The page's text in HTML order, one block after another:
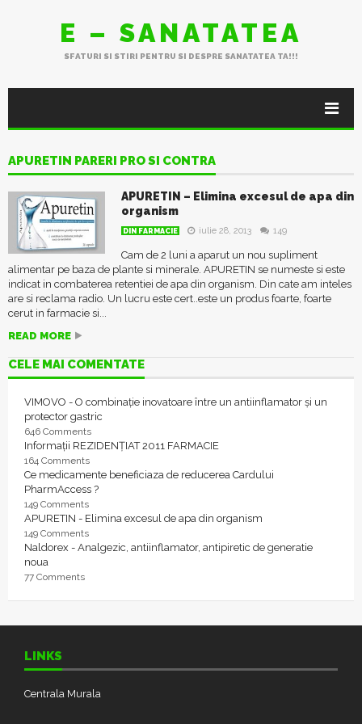
E – SANATATEA
SFATURI SI STIRI PENTRU SI DESPRE SANATATEA TA!!!
APURETIN PARERI PRO SI CONTRA
APURETIN – Elimina excesul de apa din
organism
DIN FARMACIE iulie 28, 2013 149
Cam de 2 luni a aparut un nou supliment
alimentar pe baza de plante si minerale. APURETIN se numeste si este
indicat in combaterea retentiei de apa din organism. Din cate am inteles
are si reclama radio. Un lucru este cert..este un produs foarte, foarte
cerut in farmacie si...
READ MORE
CELE MAI COMENTATE
VIMOVO - O combinație inovatoare între un antiinflamator și un
protector gastric
646 Comments
Informații REZIDENȚIAT 2011 FARMACIE
164 Comments
Ce medicamente beneficiaza de reducerea Cardului
PharmAccess ?
149 Comments
APURETIN - Elimina excesul de apa din organism
149 Comments
Naldorex - Analgezic, antiinflamator, antipiretic de generatie
noua
77 Comments
LINKS
Centrala Murala